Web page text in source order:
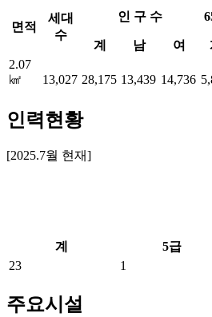
면적
세대
수
인 구 수
계
남 여
2.07
㎢
13,027 28,175 13,439 14,736
인력현황
[2025.7월 현재]
계 5급
23
1
주요시설